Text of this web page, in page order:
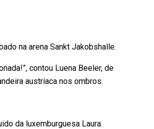
na arena Sankt Jakobshalle.
contou Luena Beeler, de
austríaca nos ombros.
da luxemburguesa Laura